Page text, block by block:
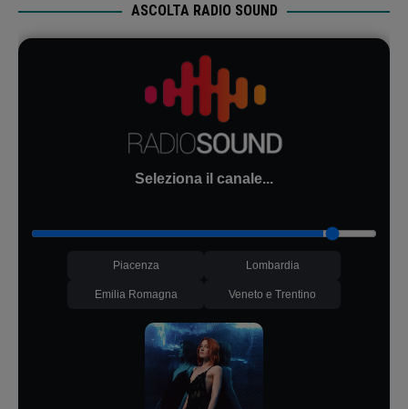
ASCOLTA RADIO SOUND
Seleziona il canale...
Piacenza Lombardia
Emilia Romagna Veneto e Trentino